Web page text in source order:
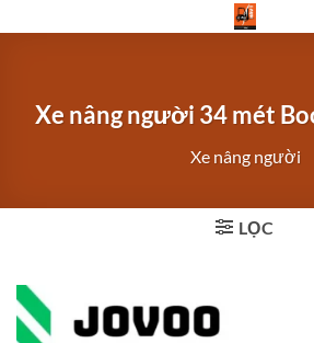
qua
Xe nâng người 34 mét
Xe nâng người
LỌC